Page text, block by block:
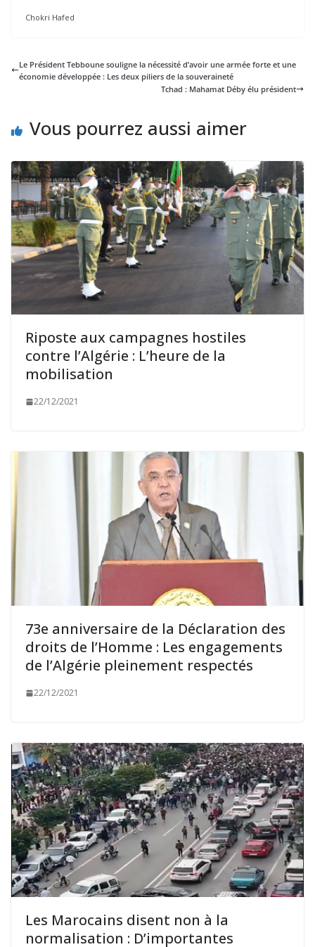
Chokri Hafed
Le Président Tebboune souligne la nécessité d’avoir une armée forte et une
économie développée : Les deux piliers de la souveraineté
Tchad : Mahamat Déby élu président
Vous pourrez aussi aimer
Riposte aux campagnes hostiles
contre l’Algérie : L’heure de la
mobilisation
22/12/2021
73e anniversaire de la Déclaration des
droits de l’Homme : Les engagements
de l’Algérie pleinement respectés
22/12/2021
Les Marocains disent non à la
normalisation : D’importantes